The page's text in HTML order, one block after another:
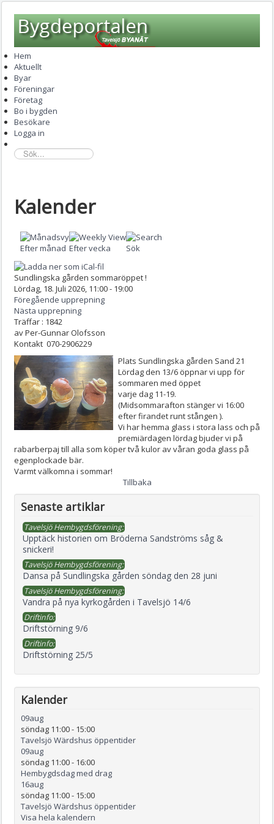
Hem
Aktuellt
Byar
Föreningar
Företag
Bo i bygden
Besökare
Logga in
sök...
Kalender
Efter månad Efter vecka Sök
Sundlingska gården sommaröppet !
Lördag, 18. Juli 2026, 11:00 - 19:00
Föregående upprepning
Nästa upprepning
Träffar : 1842
avPer-Gunnar Olofsson
Kontakt 070-2906229
Plats Sundlingska gården Sand 21
Lördag den 13/6 öppnar vi upp för
sommaren med öppet
varje dag 11-19.
(Midsommarafton stänger vi 16:00
efter firandet runt stången ).
Vi har hemma glass i stora lass och på
premiärdagen lördag bjuder vi på
rabarberpaj till alla som köper två kulor av våran goda glass på
egenplockade bär.
Varmt välkomna i sommar!
Tillbaka
Senaste artiklar
Tavelsjö Hembygdsförening:
Upptäck historien om Bröderna Sandströms såg &
snickeri!
Tavelsjö Hembygdsförening:
Dansa på Sundlingska gården söndag den 28 juni
Tavelsjö Hembygdsförening:
Vandra på nya kyrkogården i Tavelsjö 14/6
Driftinfo:
Driftstörning 9/6
Driftinfo:
Driftstörning 25/5
Kalender
09aug
söndag 11:00- 15:00
Tavelsjö Wärdshus öppentider
09aug
söndag 11:00- 16:00
Hembygdsdag med drag
16aug
söndag 11:00- 15:00
Tavelsjö Wärdshus öppentider
Visa hela kalendern